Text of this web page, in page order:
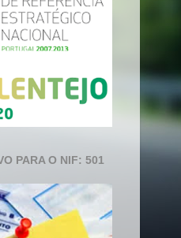
PARA O NIF: 501